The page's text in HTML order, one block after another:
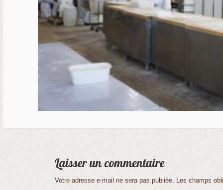
Votre adresse e-mail ne sera pas publiée. Les champs